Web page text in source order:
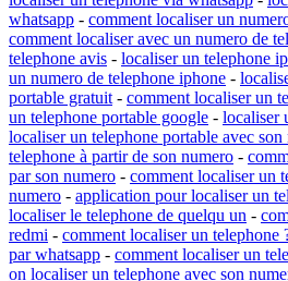
whatsapp - comment localiser un
comment localiser avec un numero de
telephone avis - localiser un telephone
un numero de telephone iphone -
portable gratuit - comment localiser un
un telephone portable google - localiser
localiser un telephone portable avec son
telephone à partir de son numero -
par son numero - comment localiser un
numero - application pour localiser un
localiser le telephone de quelqu un -
redmi - comment localiser un telephone
par whatsapp - comment localiser un
on localiser un telephone avec son